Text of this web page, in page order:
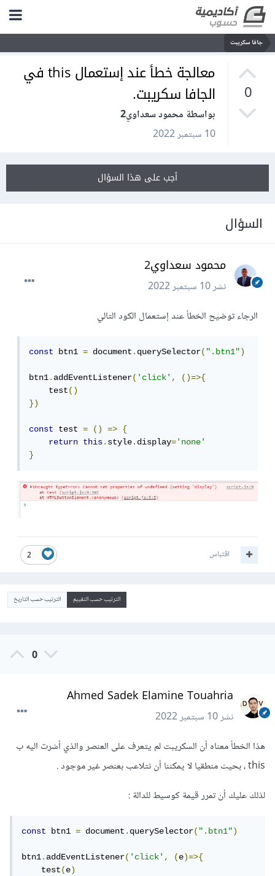
جافا سكريبت
0
معالجة خطأ عند إستعمال this في
الجافا سكريبت.
بواسطة محمود سعداوي2
10 سبتمبر 2022
أجب على هذا السؤال
السؤال
محمود سعداوي2
نشر10 سبتمبر 2022
الرجاء توضيح الخطأ عند إستعمال الكود التالي
const btn1 = document.querySelector(".btn1")
btn1.addEventListener('click',
()=>{
    test
()
})
const test = () =>
{
return
this.style.display='none'
}
2 اقتباس
الترتيب حسب التقييم الترتيب حسب التاريخ
0
Ahmed Sadek Elamine Touahria
نشر10 سبتمبر 2022
هذا الخطأ معناه أن السكريبت لم يتعرف على العنصر والذي أشرت اليه ب
this ، بحيث منطقيا لا يمكننا أن نتلاعب بعنصر غير موجود .
لذلك عليك أن تمرر قيمة كوسيط للدالة :
const btn1 = document.querySelector(".btn1")
btn1.addEventListener('click', (e)=>{
    test
(e)